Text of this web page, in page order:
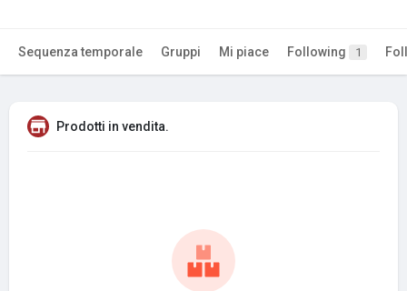
Sequenza temporale Gruppi Mi piace Following 1
Prodotti in vendita.